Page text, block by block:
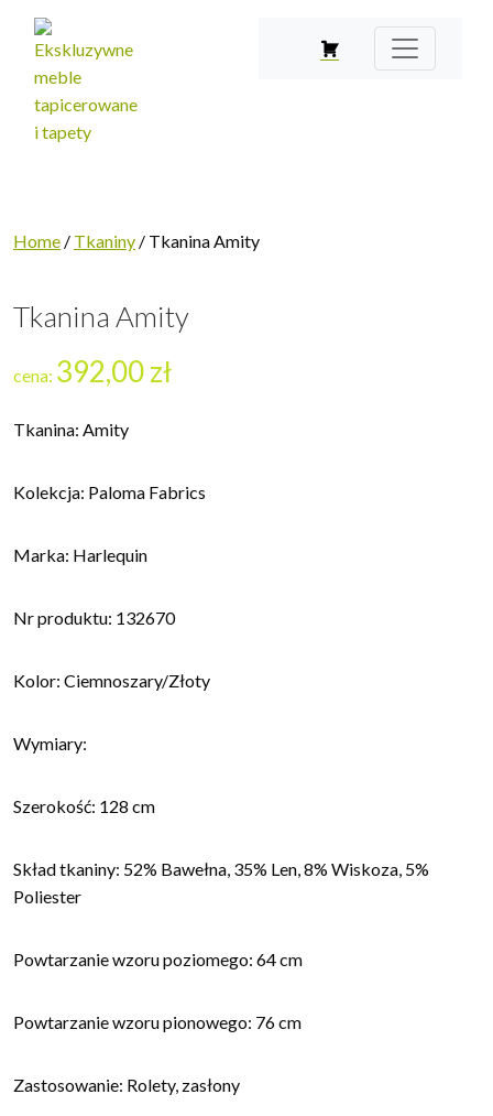
Home / Tkaniny / Tkanina Amity
Tkanina Amity
cena: 392,00zł
Tkanina: Amity
Kolekcja: Paloma Fabrics
Marka: Harlequin
Nr produktu: 132670
Kolor: Ciemnoszary/Złoty
Wymiary:
Szerokość: 128 cm
Skład tkaniny: 52% Bawełna, 35% Len, 8% Wiskoza, 5%
Poliester
Powtarzanie wzoru poziomego: 64 cm
Powtarzanie wzoru pionowego: 76 cm
Zastosowanie: Rolety, zasłony